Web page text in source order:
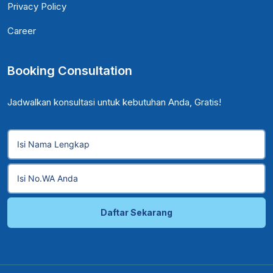
Privacy Policy
Career
Booking Consultation
Jadwalkan konsultasi untuk kebutuhan Anda, Gratis!
Daftar Sekarang